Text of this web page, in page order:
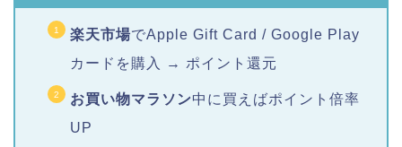
楽天市場でApple Gift Card / Google Play
カードを購入 → ポイント還元
お買い物マラソン中に買えばポイント倍率
UP